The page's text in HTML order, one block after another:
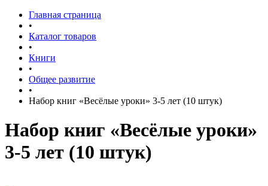
Главная страница
•
Каталог товаров
•
Книги
•
Общее развитие
•
Набор книг «Весёлые уроки» 3-5 лет (10 штук)
Набор книг «Весёлые уроки»
3-5 лет (10 штук)